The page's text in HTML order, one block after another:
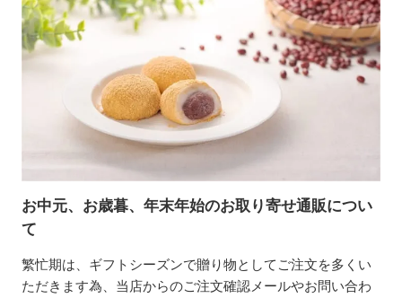
お中元、お歳暮、年末年始のお取り寄せ通販につい
て
繁忙期は、ギフトシーズンで贈り物としてご注文を多くい
ただきます為、当店からのご注文確認メールやお問い合わ